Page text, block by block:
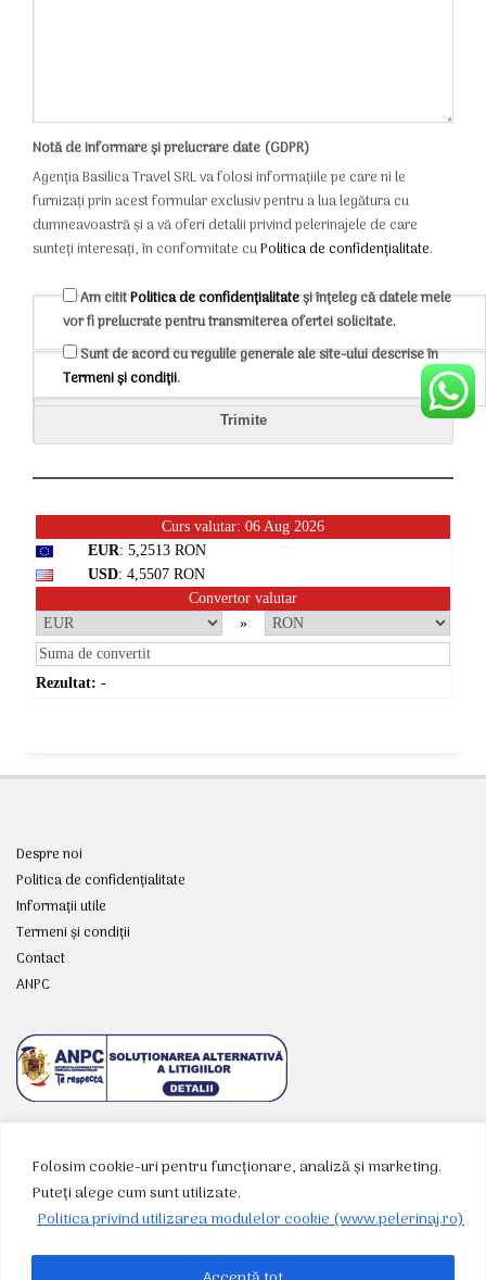
Folosim cookie-uri pentru funcționare, analiză și marketing.
Puteți alege cum sunt utilizate.
Politica privind utilizarea modulelor cookie (www.pelerinaj.ro)
Notă de informare și prelucrare date (GDPR)
Agenția Basilica Travel SRL va folosi informațiile pe care ni le
furnizați prin acest formular exclusiv pentru a lua legătura cu
dumneavoastră și a vă oferi detalii privind pelerinajele de care
sunteți interesați, în conformitate cuPolitica de confidențialitate.
Am cititPolitica de confidențialitateși înțeleg că datele mele
vor fi prelucrate pentru transmiterea ofertei solicitate.
Sunt de acord cu regulile generale ale site-ului descrise în
Termeni și condiții.
Curs valutar: 06 Aug 2026
EUR: 5,2513 RON
USD: 4,5507 RON
Convertor valutar
»
Rezultat: -
Despre noi
Politica de confidențialitate
Informații utile
Termeni și condiții
Contact
ANPC
RETELE SOCIALE